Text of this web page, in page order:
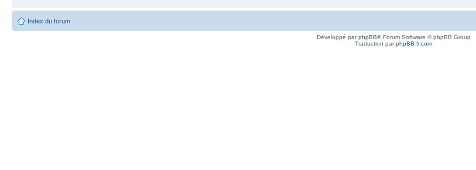
Index du forum
Développé parphpBB® Forum Software © phpBB Group
Traduction parphpBB-fr.com